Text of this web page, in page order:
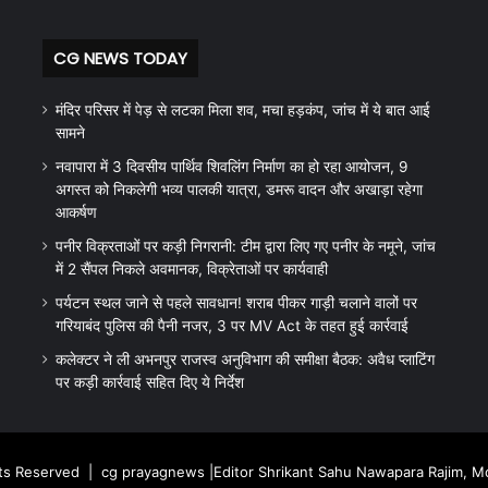
CG NEWS TODAY
मंदिर परिसर में पेड़ से लटका मिला शव, मचा हड़कंप, जांच में ये बात आई
सामने
नवापारा में 3 दिवसीय पार्थिव शिवलिंग निर्माण का हो रहा आयोजन, 9
अगस्त को निकलेगी भव्य पालकी यात्रा, डमरू वादन और अखाड़ा रहेगा
आकर्षण
पनीर विक्रताओं पर कड़ी निगरानी: टीम द्वारा लिए गए पनीर के नमूने, जांच
में 2 सैंपल निकले अवमानक, विक्रेताओं पर कार्यवाही
पर्यटन स्थल जाने से पहले सावधान! शराब पीकर गाड़ी चलाने वालों पर
गरियाबंद पुलिस की पैनी नजर, 3 पर MV Act के तहत हुई कार्रवाई
कलेक्टर ने ली अभनपुर राजस्व अनुविभाग की समीक्षा बैठक: अवैध प्लाटिंग
पर कड़ी कार्रवाई सहित दिए ये निर्देश
Reserved | cg prayagnews |Editor Shrikant Sahu Nawapara Rajim,